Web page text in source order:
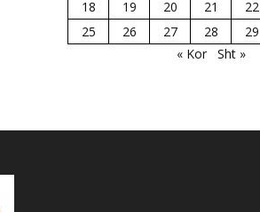
18
19 20 21 22
25
26 27 28 29
« Kor
Sht »